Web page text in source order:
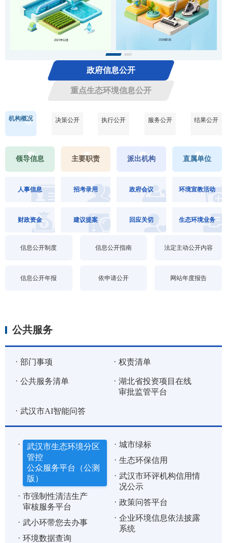
政府信息公开
重点生态环境信息公开
机构概况 决策公开 执行公开 服务公开 结果公开
领导信息 主要职责 派出机构 直属单位
人事信息 招考录用 政府会议 环境宣教活动
财政资金 建议提案 回应关切 生态环境业务
信息公开制度 信息公开指南 法定主动公开内容
信息公开年报 依申请公开 网站年度报告
公共服务
部门事项 权责清单
公共服务清单
湖北省投资项目在线
审批监管平台
武汉市AI智能问答
武汉市生态环境分区
管控
公众服务平台（公测
版）
市强制性清洁生产
审核服务平台
武小环带您去办事
环境数据查询
城市绿标
生态环保信用
武汉市环评机构信用情
况公示
政策问答平台
企业环境信息依法披露
系统